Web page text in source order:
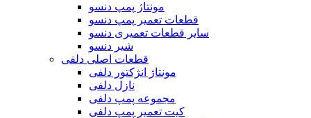
مونتاژ پمپ دنسو
قطعات تعمیر پمپ دنسو
سایر قطعات تعمیری دنسو
شیر دنسو
قطعات اصلی دلفی
مونتاژ انژکتور دلفی
نازل دلفی
مجموعه پمپ دلفی
کیت تعمیر پمپ دلفی